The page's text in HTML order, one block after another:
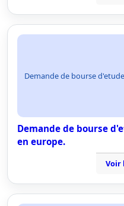
Demande de bourse
Demande de bourse
en europe.
Voir